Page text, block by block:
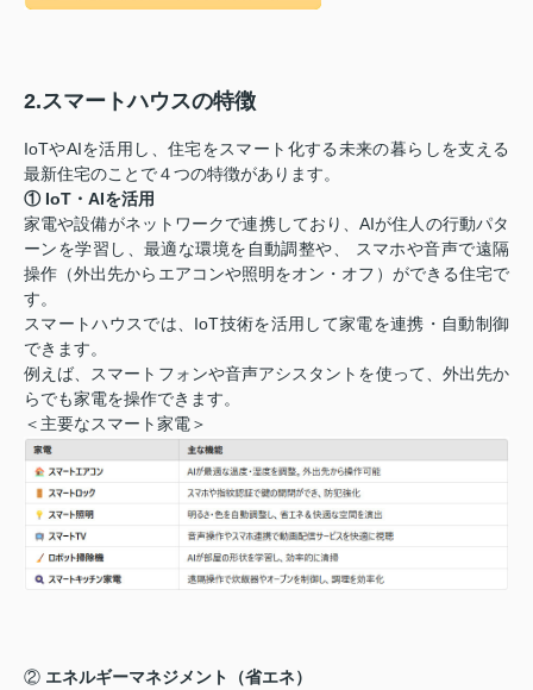
2.スマートハウスの特徴
IoTやAIを活用し、住宅をスマート化する未来の暮らしを支える
最新住宅のことで４つの特徴があります。
① IoT・AIを活用
家電や設備がネットワークで連携しており、AIが住人の行動パタ
ーンを学習し、最適な環境を自動調整や、 スマホや音声で遠隔
操作（外出先からエアコンや照明をオン・オフ）ができる住宅で
す。
スマートハウスでは、IoT技術を活用して家電を連携・自動制御
できます。
例えば、スマートフォンや音声アシスタントを使って、外出先か
らでも家電を操作できます。
＜主要なスマート家電＞
② エネルギーマネジメント（省エネ）